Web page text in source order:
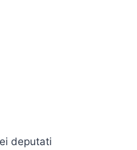
deputati